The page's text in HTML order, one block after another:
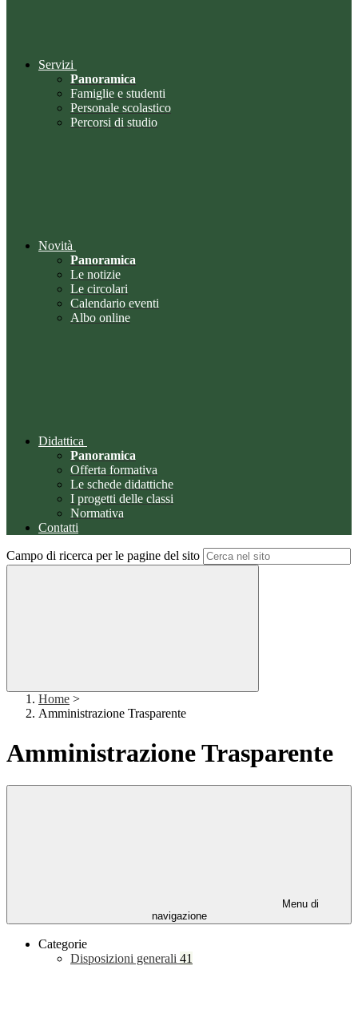
Servizi
Panoramica
Famiglie e studenti
Personale scolastico
Percorsi di studio
Novità
Panoramica
Le notizie
Le circolari
Calendario eventi
Albo online
Didattica
Panoramica
Offerta formativa
Le schede didattiche
I progetti delle classi
Normativa
Contatti
Campo di ricerca per le pagine del sito
Home >
Amministrazione Trasparente
Amministrazione Trasparente
Menu di
navigazione
Categorie
Disposizioni generali 41